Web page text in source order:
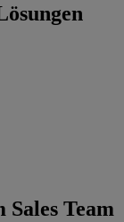
Sales Team